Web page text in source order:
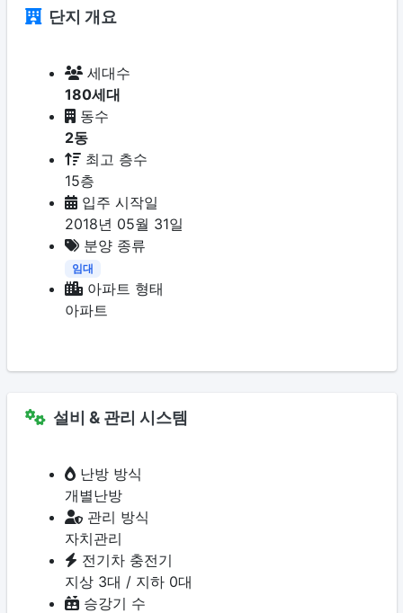
단지 개요
세대수
180세대
동수
2동
최고 층수
15층
입주 시작일
2018년 05월 31일
분양 종류
임대
아파트 형태
아파트
설비 & 관리 시스템
난방 방식
개별난방
관리 방식
자치관리
전기차 충전기
지상 3대 / 지하 0대
승강기 수